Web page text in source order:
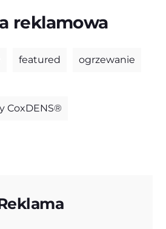
reklamowa
featured ogrzewanie
CoxDENS®